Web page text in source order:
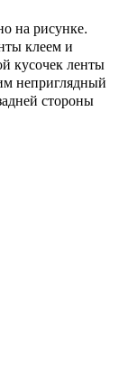
на рисунке.
клеем и
кусочек ленты
неприглядный
стороны